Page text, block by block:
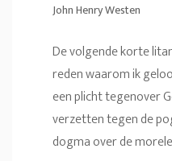
John Henry Westen
De volgende korte
reden waarom ik
een plicht tegenover
verzetten tegen de
dogma over de